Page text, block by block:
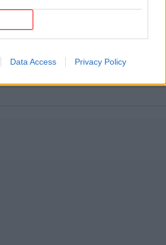
Data Access Privacy Policy